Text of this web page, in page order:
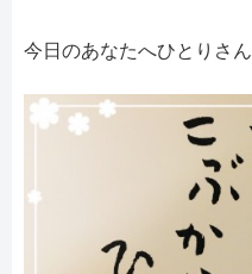
今日のあなたへひとりさ